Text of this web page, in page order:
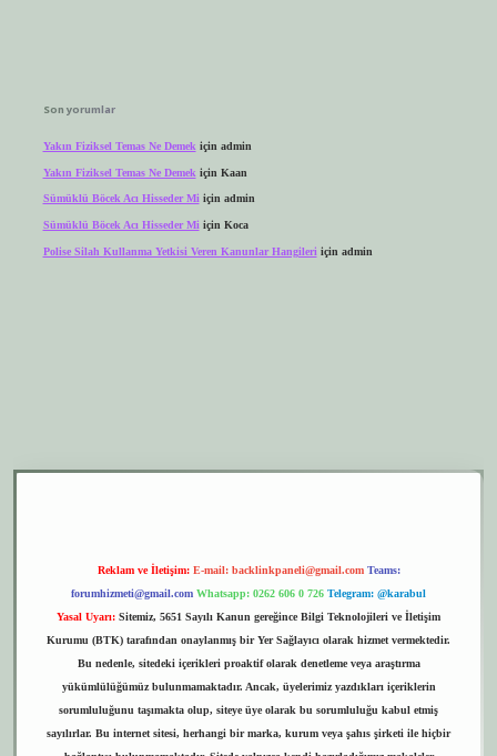
Son yorumlar
Yakın Fiziksel Temas Ne Demek için admin
Yakın Fiziksel Temas Ne Demek için Kaan
Sümüklü Böcek Acı Hisseder Miiçin admin
Sümüklü Böcek Acı Hisseder Mi için Koca
Polise Silah Kullanma Yetkisi Veren Kanunlar Hangileri için admin
Reklam ve İletişim: E-mail: backlinkpaneli@gmail.com Teams:
forumhizmeti@gmail.com Whatsapp: 0262 606 0 726 Telegram: @karabul
Yasal Uyarı: Sitemiz, 5651 Sayılı Kanun gereğince Bilgi Teknolojileri ve İletişim
Kurumu (BTK) tarafından onaylanmış bir Yer Sağlayıcı olarak hizmet vermektedir.
Bu nedenle, sitedeki içerikleri proaktif olarak denetleme veya araştırma
yükümlülüğümüz bulunmamaktadır. Ancak, üyelerimiz yazdıkları içeriklerin
sorumluluğunu taşımakta olup, siteye üye olarak bu sorumluluğu kabul etmiş
sayılırlar. Bu internet sitesi, herhangi bir marka, kurum veya şahıs şirketi ile hiçbir